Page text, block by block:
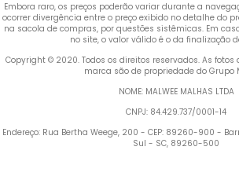
Embora raro, os preços poderão variar durante a
ocorrer divergência entre o preço exibido no detalhe do
na sacola de compras, por questões sistêmicas. Em
no site, o valor válido é o da finalização
marca são de propriedade do Grupo
NOME: MALWEE MALHAS LTDA
CNPJ: 84.429.737/0001-14
Endereço: Rua Bertha Weege, 200 - CEP: 89260-900 -
Sul - SC, 89260-500